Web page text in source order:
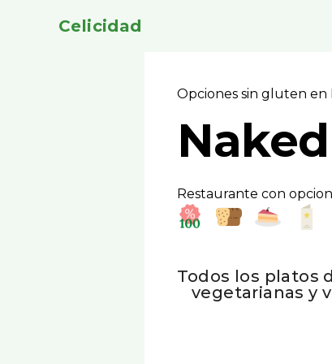
Celicidad
Opciones sin gluten en
Restaurante con
Todos los platos
vegetarianas y